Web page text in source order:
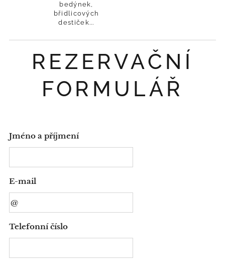
bedýnek,
břidlicových
destiček...
REZERVAČNÍ
FORMULÁŘ
Jméno a příjmení
E-mail
Telefonní číslo